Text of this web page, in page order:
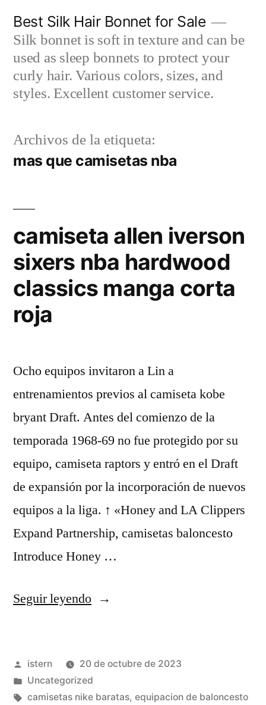
contenido
Best Silk Hair Bonnet for Sale
Silk bonnet is soft in texture and can be
used as sleep bonnets to protect your
curly hair. Various colors, sizes, and
styles. Excellent customer service.
Archivos de la etiqueta:
mas que camisetas nba
camiseta allen iverson
sixers nba hardwood
classics manga corta
roja
Ocho equipos invitaron a Lin a
entrenamientos previos al camiseta kobe
bryant Draft. Antes del comienzo de la
temporada 1968-69 no fue protegido por su
equipo, camiseta raptors y entró en el Draft
de expansión por la incorporación de nuevos
equipos a la liga. ↑ «Honey and LA Clippers
Expand Partnership, camisetas baloncesto
Introduce Honey …
Seguir leyendo«camiseta
sixers
nba
Publicado
por
istern
20 de octubre de 2023
Publicado
en
Uncategorized
Etiquetas:
camisetas nike baratas, equipacion de baloncesto